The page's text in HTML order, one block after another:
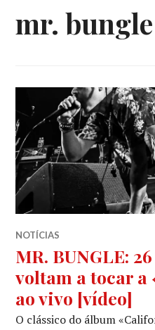
mr. bungle
NOTÍCIAS
MR. BUNGLE:
voltam a tocar
ao vivo [vídeo]
O clássico do álbum